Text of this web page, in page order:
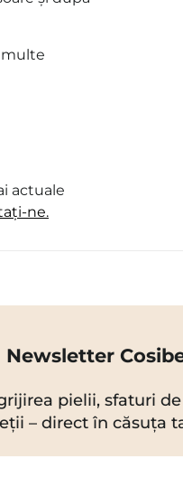
multe
actuale
ne.
Newsletter
pielii, sfaturi
– direct în căsuța